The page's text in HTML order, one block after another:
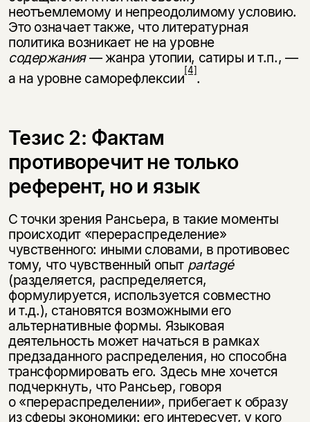
неотъемлемому и непреодолимому условию.
Это означает также, что литературная
политика возникает не на уровне
содержания— жанра утопии, сатиры и т.п., —
а на уровне саморефлексии[4].
Тезис 2: Фактам
противоречит не только
референт, но и язык
С точки зрения Рансьера, в такие моменты
происходит «перераспределение»
чувственного: иными словами, в противовес
тому, что чувственный опыт partagé
(разделяется, распределяется,
формулируется, используется совместно
и т.д.), становятся возможными его
альтернативные формы. Языковая
деятельность может начаться в рамках
предзаданного распределения, но способна
трансформировать его. Здесь мне хочется
подчеркнуть, что Рансьер, говоря
о «перераспределении», прибегает к образу
из сферы экономики: его интересует, у кого